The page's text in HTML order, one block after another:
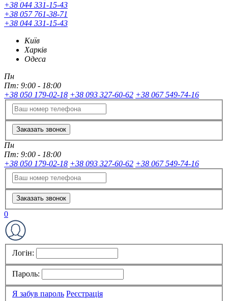
+38 044 331-15-43
+38 057 761-38-71
+38 044 331-15-43
Київ
Харків
Одеса
Пн
Пт: 9:00 - 18:00
+38 050 179-02-18 +38 093 327-60-62 +38 067 549-74-16
Заказать звонок
Пн
Пт: 9:00 - 18:00
+38 050 179-02-18 +38 093 327-60-62 +38 067 549-74-16
Заказать звонок
0
Логін:
Пароль:
Я забув пароль Реєстрація